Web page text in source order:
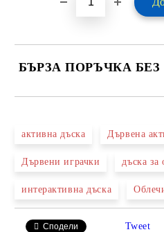
БЪРЗА ПОРЪЧКА
активна дъска Дървена
Дървени играчки дъска
интерактивна дъска
Сподели Tweet